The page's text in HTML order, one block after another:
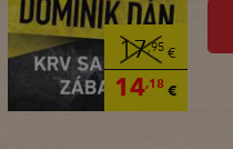
17,95€
14,18€